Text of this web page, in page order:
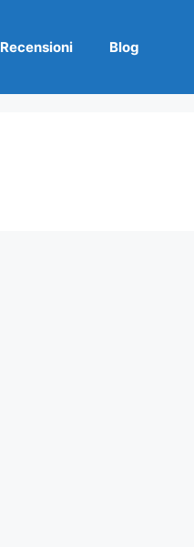
Recensioni Blog